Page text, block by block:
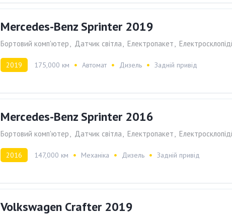
Mercedes-Benz Sprinter 2019
Бортовий комп'ютер, Датчик світла, Електропакет,
2019 175,000 км Автомат Дизель Задній привід
Mercedes-Benz Sprinter 2016
Бортовий комп'ютер, Датчик світла, Електропакет,
2016 147,000 км Механіка Дизель Задній привід
Volkswagen Crafter 2019